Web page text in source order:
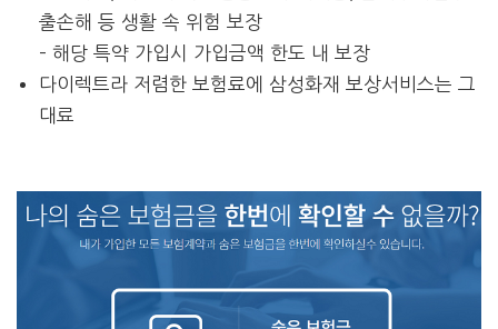
출손해 등 생활 속 위험 보장
– 해당 특약 가입시 가입금액 한도 내 보장
다이렉트라 저렴한 보험료에 삼성화재 보상서비스는 그
대료